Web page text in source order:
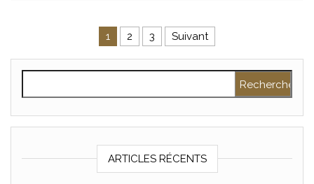
Pagination des publications
1 2 3 Suivant
ARTICLES RÉCENTS